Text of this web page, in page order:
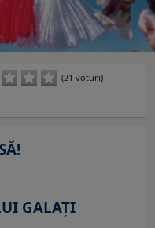
(21 voturi)
GALAȚI